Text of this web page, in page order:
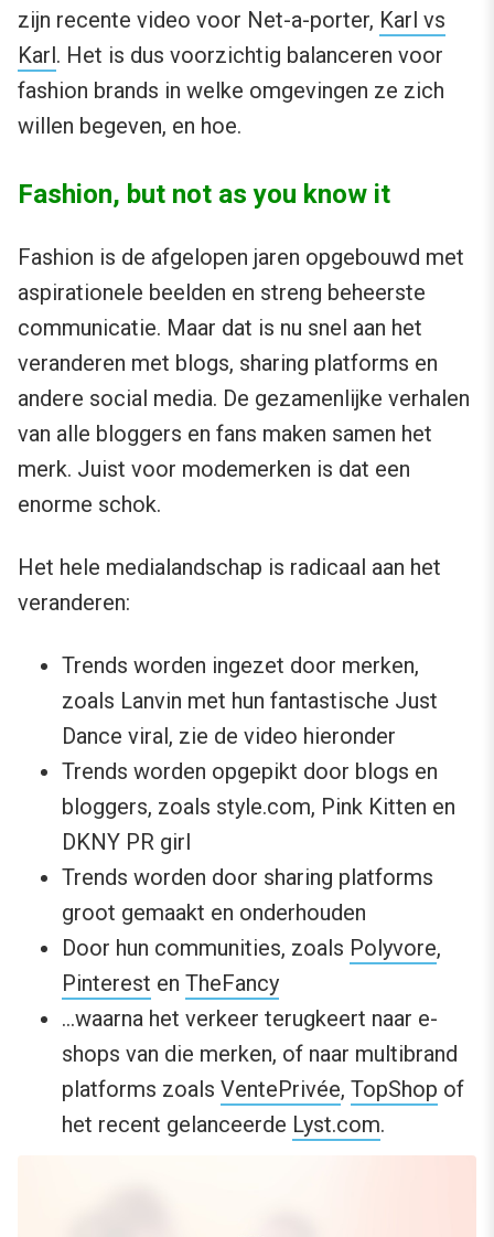
zijn recente video voor Net-a-porter, Karl vs
Karl. Het is dus voorzichtig balanceren voor
fashion brands in welke omgevingen ze zich
willen begeven, en hoe.
Fashion, but not as you know it
Fashion is de afgelopen jaren opgebouwd met
aspirationele beelden en streng beheerste
communicatie. Maar dat is nu snel aan het
veranderen met blogs, sharing platforms en
andere social media. De gezamenlijke verhalen
van alle bloggers en fans maken samen het
merk. Juist voor modemerken is dat een
enorme schok.
Het hele medialandschap is radicaal aan het
veranderen:
Trends worden ingezet door merken,
zoals Lanvin met hun fantastische Just
Dance viral, zie de video hieronder
Trends worden opgepikt door blogs en
bloggers, zoals style.com, Pink Kitten en
DKNY PR girl
Trends worden door sharing platforms
groot gemaakt en onderhouden
Door hun communities, zoals Polyvore,
Pinterest en TheFancy
…waarna het verkeer terugkeert naar e-
shops van die merken, of naar multibrand
platforms zoals VentePrivée, TopShop of
het recent gelanceerde Lyst.com.